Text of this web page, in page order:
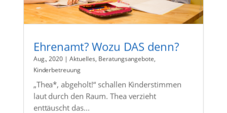
Ehrenamt? Wozu DAS denn?
Aug., 2020 |Aktuelles, Beratungsangebote,
Kinderbetreuung
„Thea*, abgeholt!“ schallen Kinderstimmen
laut durch den Raum. Thea verzieht
enttäuscht das...